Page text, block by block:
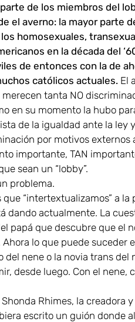
de los miembros del
el averno: la mayor parte
homosexuales,
en la década del
de entonces con la de
católicos actuales.El
merecen tanta NO
en su momento la hubo
de la igualdad ante la ley
por motivos externos
importante, TAN
sean un “lobby”.
problema.
“intertextualizamos” a la
dando actualmente. La
papá que descubre que el
Ahora lo que puede suceder
del nene o la novia trans del
desde luego. Con el nene,
Rhimes, la creadora
escrito un guión donde